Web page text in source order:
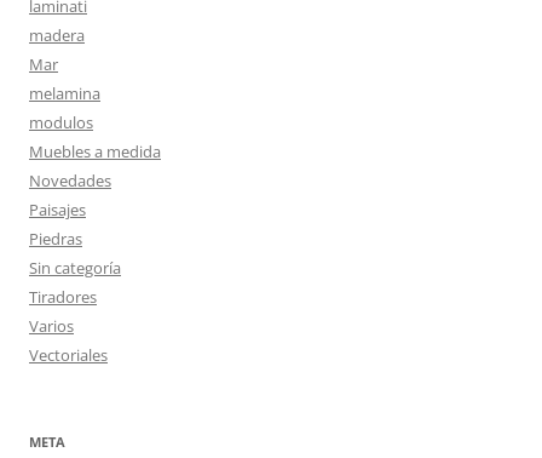
laminati
madera
Mar
melamina
modulos
Muebles a medida
Novedades
Paisajes
Piedras
Sin categoría
Tiradores
Varios
Vectoriales
META